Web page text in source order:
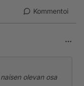
Kommentoi
olevan osa